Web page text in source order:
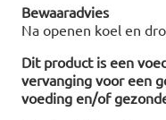
Bewaaradvies
Na openen koel en
Dit product is een
vervanging voor een
voeding en/of